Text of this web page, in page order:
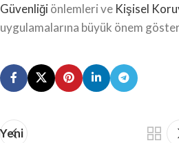
Güvenliğiönlemleri ve Kişisel
uygulamalarına büyük önem
Yeni